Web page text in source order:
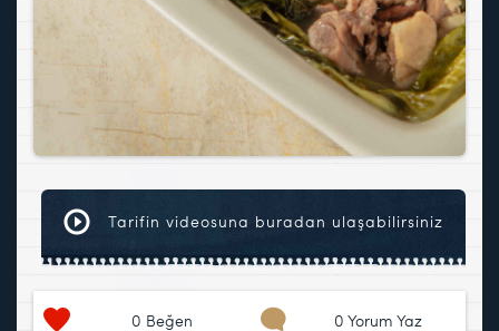
Tarifin videosuna buradan ulaşabilirsiniz
0 Beğen 0 Yorum Yaz